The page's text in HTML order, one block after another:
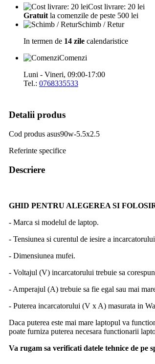
Cost livrare: 20 lei
Gratuit la comenzile de peste 500 lei
Schimb / Retur
In termen de 14 zile calendaristice
Comenzi
Luni - Vineri, 09:00-17:00
Tel.: 0768335533
Detalii produs
Cod produs asus90w-5.5x2.5
Referinte specifice
Descriere
GHID PENTRU ALEGEREA SI
- Marca si modelul de laptop.
- Tensiunea si curentul de iesire a
- Dimensiunea mufei.
- Voltajul (V) incarcatorului trebuie sa
- Amperajul (A) trebuie sa fie egal sau mai
- Puterea incarcatorului (V x A) masurata in
Daca puterea este mai mare laptopul va
poate furniza puterea necesara functionarii
Va rugam sa verificati datele tehnice de pe